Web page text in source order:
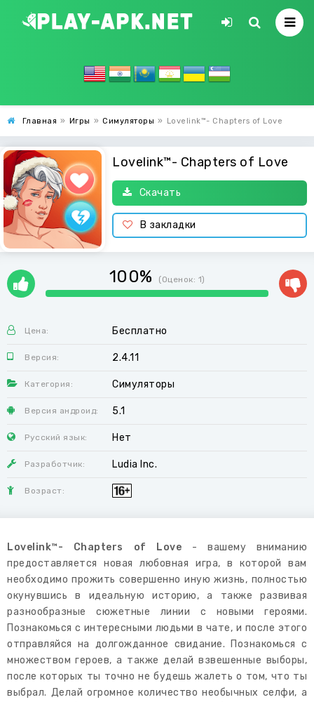
Главная » Игры » Симуляторы » Lovelink™- Chapters of Love
Lovelink™- Chapters of Love
Скачать
В закладки
100% (Оценок: 1)
Цена: Бесплатно
Версия: 2.4.11
Категория: Симуляторы
Версия андроид: 5.1
Русский язык: Нет
Разработчик: Ludia Inc.
Возраст:
Lovelink™- Chapters of Love - вашему вниманию
предоставляется новая любовная игра, в которой вам
необходимо прожить совершенно иную жизнь, полностью
окунувшись в идеальную историю, а также развивая
разнообразные сюжетные линии с новыми героями.
Познакомься с интересными людьми в чате, и после этого
отправляйся на долгожданное свидание. Познакомься с
множеством героев, а также делай взвешенные выборы,
после которых ты точно не будешь жалеть о том, что ты
выбрал. Делай огромное количество необычных селфи, а